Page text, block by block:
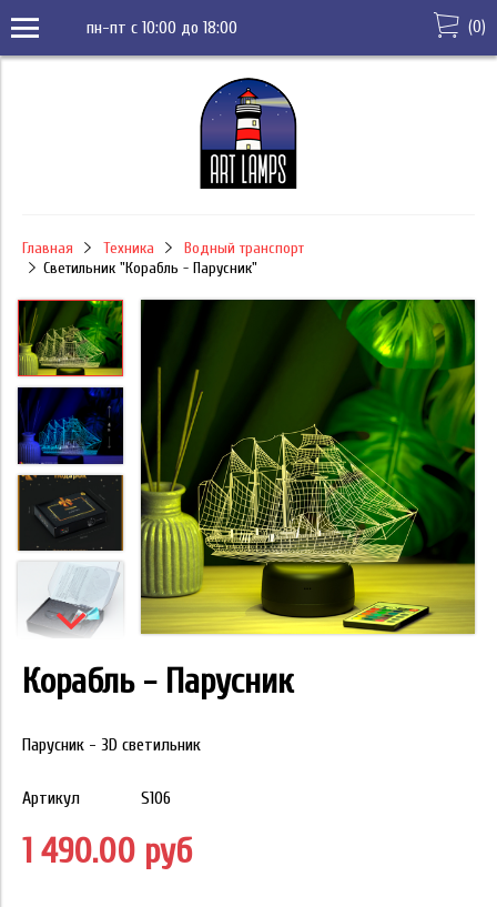
пн-пт с 10:00 до 18:00 (0)
Главная Техника
Водный транспорт
Светильник "Корабль - Парусник"
Корабль - Парусник
Парусник - 3D светильник
Артикул S106
1 490.00 руб